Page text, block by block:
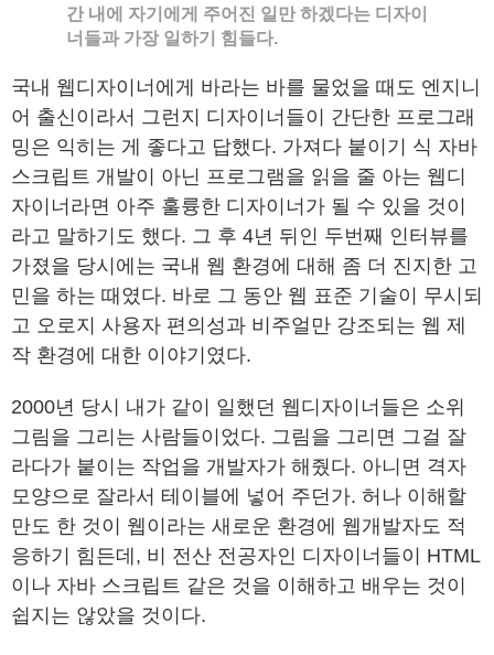
간 내에 자기에게 주어진 일만 하겠다는 디자이
너들과 가장 일하기 힘들다.
국내 웹디자이너에게 바라는 바를 물었을 때도 엔지니
어 출신이라서 그런지 디자이너들이 간단한 프로그래
밍은 익히는 게 좋다고 답했다. 가져다 붙이기 식 자바
스크립트 개발이 아닌 프로그램을 읽을 줄 아는 웹디
자이너라면 아주 훌륭한 디자이너가 될 수 있을 것이
라고 말하기도 했다. 그 후 4년 뒤인 두번째 인터뷰를
가졌을 당시에는 국내 웹 환경에 대해 좀 더 진지한 고
민을 하는 때였다. 바로 그 동안 웹 표준 기술이 무시되
고 오로지 사용자 편의성과 비주얼만 강조되는 웹 제
작 환경에 대한 이야기였다.
2000년 당시 내가 같이 일했던 웹디자이너들은 소위
그림을 그리는 사람들이었다. 그림을 그리면 그걸 잘
라다가 붙이는 작업을 개발자가 해줬다. 아니면 격자
모양으로 잘라서 테이블에 넣어 주던가. 허나 이해할
만도 한 것이 웹이라는 새로운 환경에 웹개발자도 적
응하기 힘든데, 비 전산 전공자인 디자이너들이 HTML
이나 자바 스크립트 같은 것을 이해하고 배우는 것이
쉽지는 않았을 것이다.